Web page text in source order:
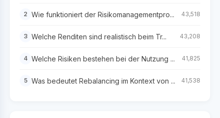
2 Wie funktioniert der Risikomanagementpro... 43,518
3 Welche Renditen sind realistisch beim Tr... 43,208
4 Welche Risiken bestehen bei der Nutzung ... 41,825
5 Was bedeutet Rebalancing im Kontext von ... 41,538